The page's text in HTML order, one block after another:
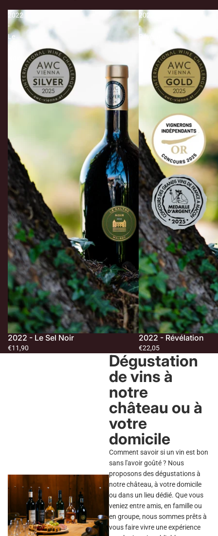
2022
-
Le
2022 - Le Sel Noir
€11,90
2022
-
Révélation
2022 - Révélation
€22,05
Dégustation
de vins à
notre
château ou à
votre
domicile
Comment savoir si un vin est bon
sans l'avoir goûté ? Nous
proposons des dégustations à
notre château, à votre domicile
ou dans un lieu dédié. Que vous
veniez entre amis, en famille ou
en groupe, nous sommes prêts à
vous faire vivre une expérience